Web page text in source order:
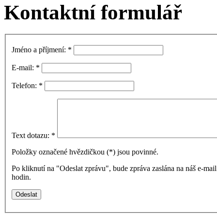
Kontaktní formulář
Jméno a příjmení: *
E-mail: *
Telefon: *
Text dotazu: *
Položky označené hvězdičkou (*) jsou povinné.
Po kliknutí na "Odeslat zprávu", bude zpráva zaslána na náš e-
hodin.